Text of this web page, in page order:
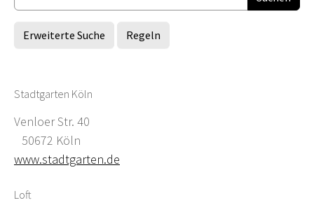
Erweiterte Suche Regeln
Stadtgarten Köln
Venloer Str. 40
50672 Köln
www.stadtgarten.de
Loft